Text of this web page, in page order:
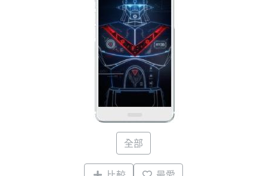
全部